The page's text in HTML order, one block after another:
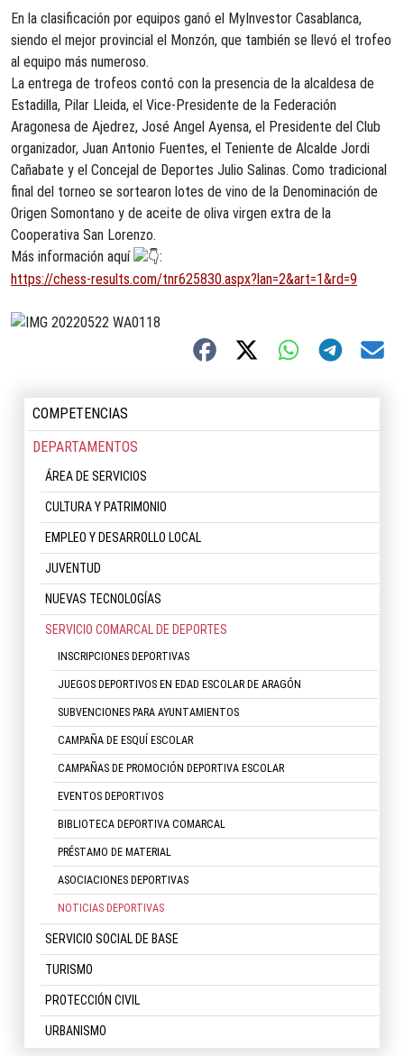
En la clasificación por equipos ganó el MyInvestor Casablanca,
siendo el mejor provincial el Monzón, que también se llevó el trofeo
al equipo más numeroso.
La entrega de trofeos contó con la presencia de la alcaldesa de
Estadilla, Pilar Lleida, el Vice-Presidente de la Federación
Aragonesa de Ajedrez, José Angel Ayensa, el Presidente del Club
organizador, Juan Antonio Fuentes, el Teniente de Alcalde Jordi
Cañabate y el Concejal de Deportes Julio Salinas. Como tradicional
final del torneo se sortearon lotes de vino de la Denominación de
Origen Somontano y de aceite de oliva virgen extra de la
Cooperativa San Lorenzo.
Más información aquí
:
https://chess-results.com/tnr625830.aspx?lan=2&art=1&rd=9
COMPETENCIAS
DEPARTAMENTOS
ÁREA DE SERVICIOS
CULTURA Y PATRIMONIO
EMPLEO Y DESARROLLO LOCAL
JUVENTUD
NUEVAS TECNOLOGÍAS
SERVICIO COMARCAL DE DEPORTES
INSCRIPCIONES DEPORTIVAS
JUEGOS DEPORTIVOS EN EDAD ESCOLAR DE ARAGÓN
SUBVENCIONES PARA AYUNTAMIENTOS
CAMPAÑA DE ESQUÍ ESCOLAR
CAMPAÑAS DE PROMOCIÓN DEPORTIVA ESCOLAR
EVENTOS DEPORTIVOS
BIBLIOTECA DEPORTIVA COMARCAL
PRÉSTAMO DE MATERIAL
ASOCIACIONES DEPORTIVAS
NOTICIAS DEPORTIVAS
SERVICIO SOCIAL DE BASE
TURISMO
PROTECCIÓN CIVIL
URBANISMO